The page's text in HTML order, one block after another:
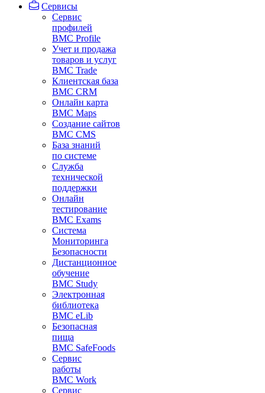
Сервисы
Сервис
профилей
BMC Profile
Учет и продажа
товаров и услуг
BMC Trade
Клиентская база
BMC CRM
Онлайн карта
BMC Maps
Создание сайтов
BMC CMS
База знаний
по системе
Служба
технической
поддержки
Онлайн
тестирование
BMC Exams
Система
Мониторинга
Безопасности
Дистанционное
обучение
BMC Study
Электронная
библиотека
BMC eLib
Безопасная
пища
BMC SafeFoods
Сервис
работы
BMC Work
Сервис